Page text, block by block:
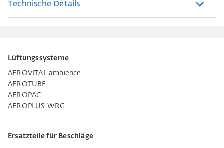
Technische Details
Lüftungssysteme
AEROVITAL ambience
AEROTUBE
AEROPAC
AEROPLUS WRG
Ersatzteile für Beschläge